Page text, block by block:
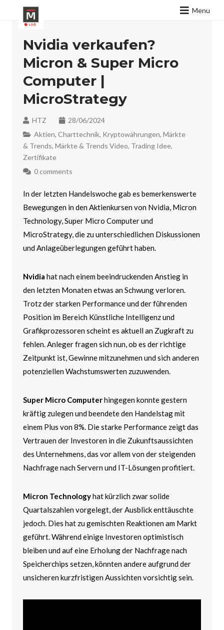
Menu
Nvidia verkaufen?
Micron & Super Micro
Computer |
MicroStrategy
HTZ
28/06/2024
Aktien, Charttechnik, Kryptowährungen, Märkte
& Trends, Märkte & Trends Video, Trading Idee,
Zertifikate
0 comments
In der letzten Handelswoche gab es bemerkenswerte
Bewegungen in den Aktienkursen von Nvidia, Micron
Technology, Super Micro Computer und
MicroStrategy, die zu unterschiedlichen Diskussionen
und Anlageüberlegungen geführt haben.
Nvidia hat nach einem beeindruckenden Anstieg in
den letzten Monaten etwas an Schwung verloren.
Trotz der starken Performance und der führenden
Position im Bereich Künstliche Intelligenz und
Grafikprozessoren scheint es aktuell an Zugkraft zu
fehlen. Anleger fragen sich nun, ob es der richtige
Zeitpunkt ist, Gewinne mitzunehmen und sich anderen
potenziellen Wachstumswerten zuzuwenden.
Super Micro Computerhingegen konnte gestern
kräftig zulegen und beendete den Handelstag mit
einem Plus von 8%. Die starke Performance zeigt das
Vertrauen der Investoren in die Zukunftsaussichten
des Unternehmens, das vor allem von der steigenden
Nachfrage nach Servern und IT-Lösungen profitiert.
Micron Technologyhat kürzlich zwar solide
Quartalszahlen vorgelegt, der Ausblick enttäuschte
jedoch. Dies hat zu gemischten Reaktionen am Markt
geführt. Während einige Investoren optimistisch
bleiben und auf eine Erholung der Nachfrage nach
Speicherchips setzen, könnten andere aufgrund der
unsicheren kurzfristigen Aussichten vorsichtig sein.